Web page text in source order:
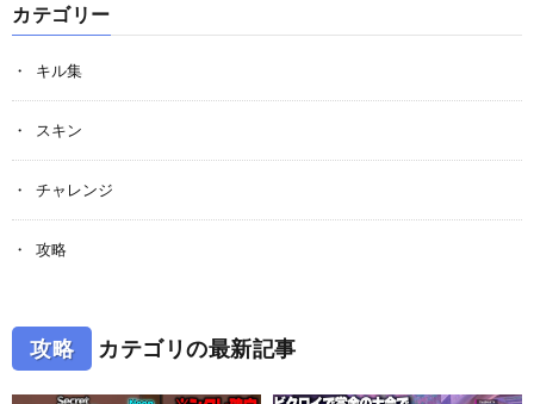
カテゴリー
キル集
スキン
チャレンジ
攻略
攻略 カテゴリの最新記事